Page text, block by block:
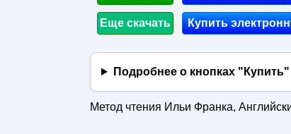
Еще скачать Купить
Подробнее о кнопках "Купить"
Метод чтения Ильи Франка,